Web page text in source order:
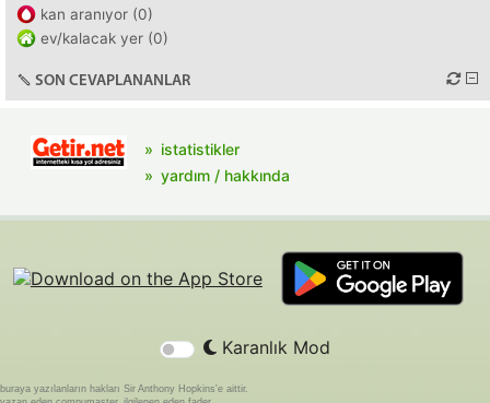
kan aranıyor (0)
ev/kalacak yer (0)
SON CEVAPLANANLAR
istatistikler
yardım / hakkında
Karanlık Mod
buraya yazılanların hakları Sir Anthony Hopkins'e aittir.